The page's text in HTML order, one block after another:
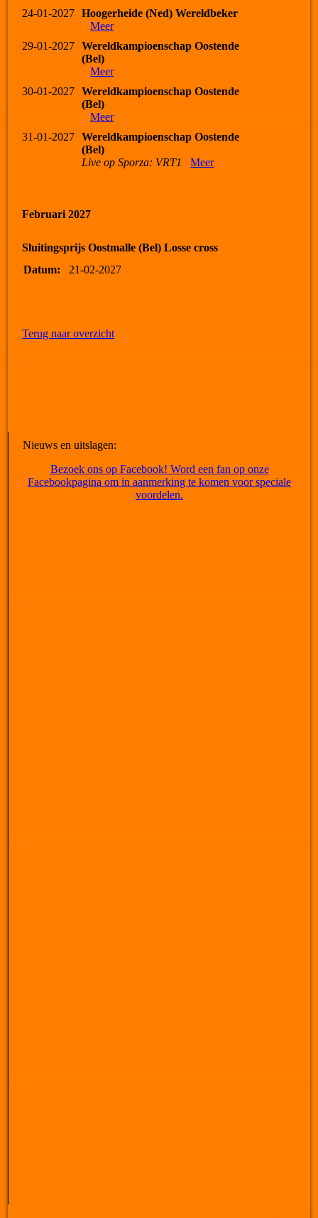
24-01-2027
Hoogerheide (Ned) Wereldbeker
Meer
29-01-2027
Wereldkampioenschap Oostende
(Bel)
Meer
30-01-2027
Wereldkampioenschap Oostende
(Bel)
Meer
31-01-2027
Wereldkampioenschap Oostende
(Bel)
Live op Sporza: VRT1
Meer
Februari 2027
Sluitingsprijs Oostmalle (Bel) Losse cross
Datum:
21-02-2027
Terug naar overzicht
Nieuws en uitslagen:
Bezoek ons op Facebook! Word een fan op onze
Facebookpagina om in aanmerking te komen voor speciale
voordelen.